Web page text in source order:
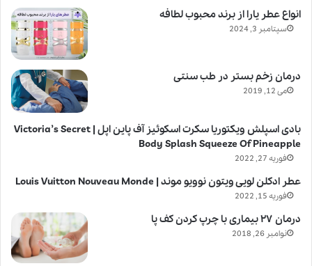
انواع عطر یارا از برند محبوب لطافه
سپتامبر 3, 2024
درمان زخم بستر در طب سنتی
می 12, 2019
بادی اسپلش ویکتوریا سکرت اسکوئیز آف پاین اپل | Victoria’s Secret
Body Splash Squeeze Of Pineapple
فوریه 27, 2022
عطر ادکلن لویی ویتون نوویو موند | Louis Vuitton Nouveau Monde
فوریه 15, 2022
درمان ۲۷ بیماری با چرپ کردن کف پا
نوامبر 26, 2018